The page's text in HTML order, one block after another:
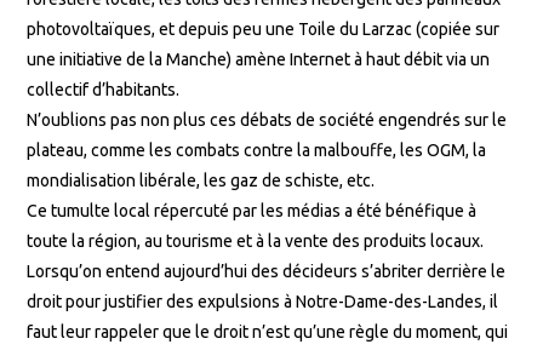
photovoltaïques, et depuis peu une Toile du Larzac (copiée sur
une initiative de la Manche) amène Internet à haut débit via un
collectif d’habitants.
N’oublions pas non plus ces débats de société engendrés sur le
plateau, comme les combats contre la malbouffe, les OGM, la
mondialisation libérale, les gaz de schiste, etc.
Ce tumulte local répercuté par les médias a été bénéfique à
toute la région, au tourisme et à la vente des produits locaux.
Lorsqu’on entend aujourd’hui des décideurs s’abriter derrière le
droit pour justifier des expulsions à Notre-Dame-des-Landes, il
faut leur rappeler que le droit n’est qu’une règle du moment, qui